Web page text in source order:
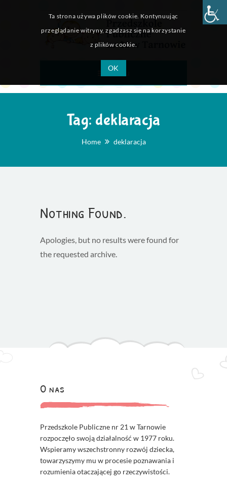
Menu
Tag: deklaracja
Home deklaracja
Nothing Found.
Apologies, but no results were found for
the requested archive.
O nas
Przedszkole Publiczne nr 21 w Tarnowie
rozpoczęło swoją działalność w 1977 roku.
Wspieramy wszechstronny rozwój dziecka,
towarzyszymy mu w procesie poznawania i
rozumienia otaczającej go rzeczywistości.
Ta strona używa plików cookie. Kontynuując
przeglądanie witryny, zgadzasz się na korzystanie
z plików cookie.
OK